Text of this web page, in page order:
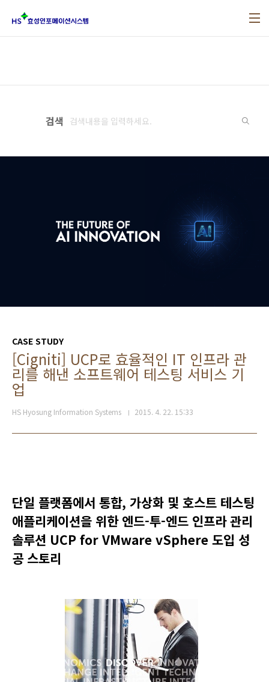
검색
CASE STUDY
[Cigniti] UCP로 효율적인 IT 인프라 관
리를 해낸 소프트웨어 테스팅 서비스 기
업
HS Hyosung Information Systems 2015. 4. 22. 15:33
단일 플랫폼에서 통합, 가상화 및 호스트 테스팅
애플리케이션을 위한 엔드-투-엔드 인프라 관리
솔루션 UCP for VMware vSphere 도입 성
공 스토리